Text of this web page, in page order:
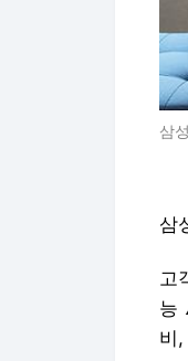
삼
삼
고
능
비